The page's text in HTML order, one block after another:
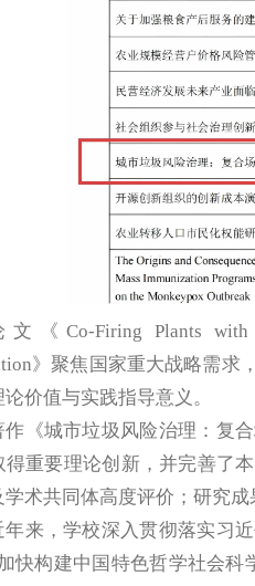
文《Co-Firing Plants with
》聚焦国家重大战略需求
价值与实践指导意义。
作《城市垃圾风险治理：复
得重要理论创新，并完善了
学术共同体高度评价；研究
年来，学校深入贯彻落实习
快构建中国特色哲学社会